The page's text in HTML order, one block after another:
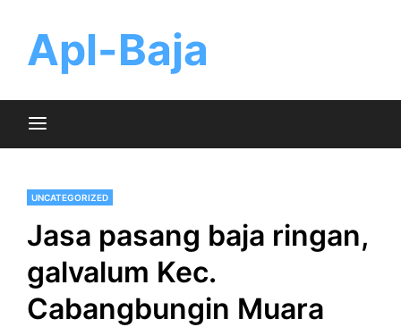
contentApl-Baja
UNCATEGORIZED
Jasa pasang baja ringan,
galvalum Kec.
Cabangbungin Muara